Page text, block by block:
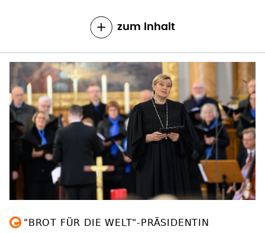
zum Inhalt
"BROT FÜR DIE WELT"-PRÄSIDENTIN